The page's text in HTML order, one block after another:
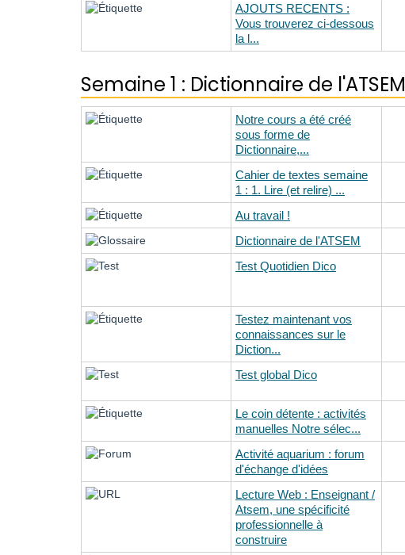
AJOUTS RECENTS :
Vous trouverez ci-dessous
la l...
Semaine 1 : Dictionnaire de l'ATSEM
Notre cours a été créé
sous forme de
Dictionnaire,...
Cahier de textes semaine
1 : 1. Lire (et relire) ...
Au travail !
Dictionnaire de l'ATSEM
Test Quotidien Dico
Testez maintenant vos
connaissances sur le
Diction...
Test global Dico
Le coin détente : activités
manuelles Notre sélec...
Activité aquarium : forum
d'échange d'idées
Lecture Web : Enseignant /
Atsem, une spécificité
professionnelle à
construire